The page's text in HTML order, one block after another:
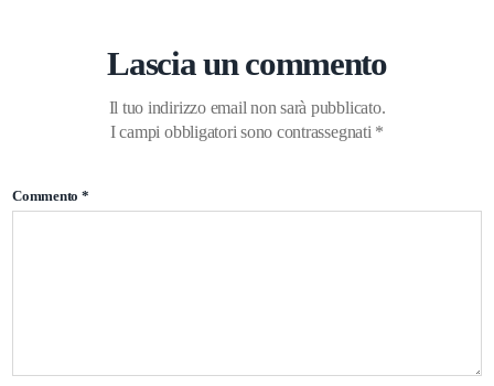
Lascia un commento
Il tuo indirizzo email non sarà pubblicato.
I campi obbligatori sono contrassegnati *
Commento *